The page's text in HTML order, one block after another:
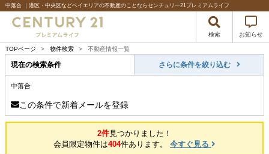
中落合 ｜港区・中央区などベイエリアの不動産のことならセンチュリー21プレミアムライフ
検索 お知らせ
TOPページ > 物件検索 > 不動産情報一覧
現在の検索条件 さらに条件を絞り込む
中落合
この条件で新着メールを登録
2件見つかりました！
会員限定物件は404件あります。 今すぐ見る